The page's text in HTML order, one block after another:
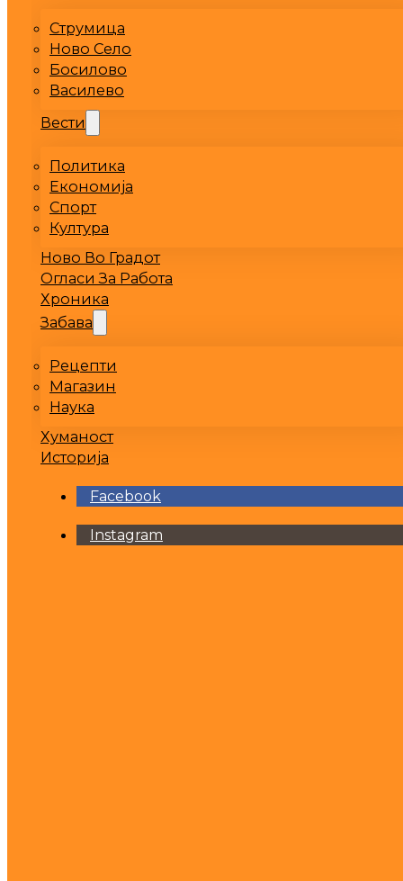
Струмица
Ново Село
Босилово
Василево
Вести
Политика
Економија
Спорт
Култура
Ново Во Градот
Огласи За Работа
Хроника
Забава
Рецепти
Магазин
Наука
Хуманост
Историја
Facebook
Instagram